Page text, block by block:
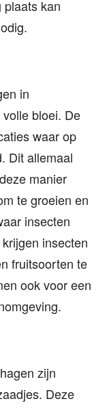
kan
in
bloei. De
waar op
Dit allemaal
manier
te groeien en
insecten
insecten
fruitsoorten te
ook voor een
zijn
Deze